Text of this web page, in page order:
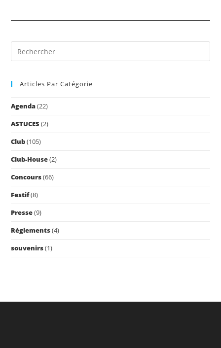
Articles Par Catégorie
Agenda(22)
ASTUCES (2)
Club(105)
Club-House(2)
Concours(66)
Festif(8)
Presse(9)
Règlements(4)
souvenirs(1)